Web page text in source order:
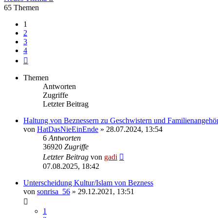
65 Themen
1
2
3
4
Themen
Antworten
Zugriffe
Letzter Beitrag
Haltung von Beznessern zu Geschwistern und
von HatDasNieEinEnde » 28.07.2024, 13:54
6 Antworten
36920 Zugriffe
Letzter Beitrag von gadi
07.08.2025, 18:42
Unterscheidung Kultur/Islam von Bezness
von sonrisa_56 » 29.12.2021, 13:51
1